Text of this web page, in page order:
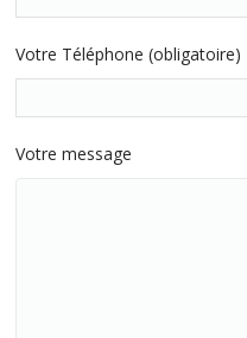
Votre Téléphone (obligatoire)
Votre message